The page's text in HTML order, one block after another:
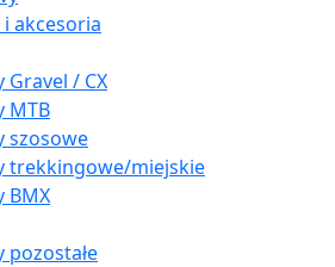
i akcesoria
Gravel / CX
MTB
szosowe
trekkingowe/miejskie
BMX
pozostałe